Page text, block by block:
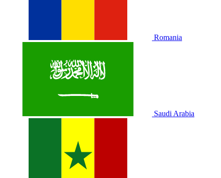
Romania
Saudi Arabia